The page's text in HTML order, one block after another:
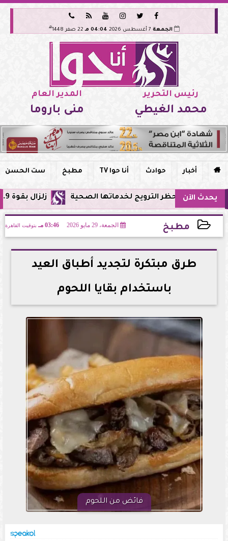






الجمعة 04:04 مـ 22 صفر 1448 هـ
رئيس التحرير
محمد الغيطي
المدير العام
منى باروما
 أخبار حوادث أنا حوا TV مطبخ ست الحسن
يحدث الآن زلزال بقوة 5.9 ريختر يشعر به سكان القاهرة وعدة محافظات.. مركزه شرق البحر المتوسط وحظر الترويج لخدماتها الصحية
مطبخ الجمعة، 29 مايو 2026 03:46 مـ بتوقيت القاهرة
2026-05-29 15:46:21
طرق مبتكرة لتجديد أطباق العيد
باستخدام بقايا اللحوم
فائض من اللحوم